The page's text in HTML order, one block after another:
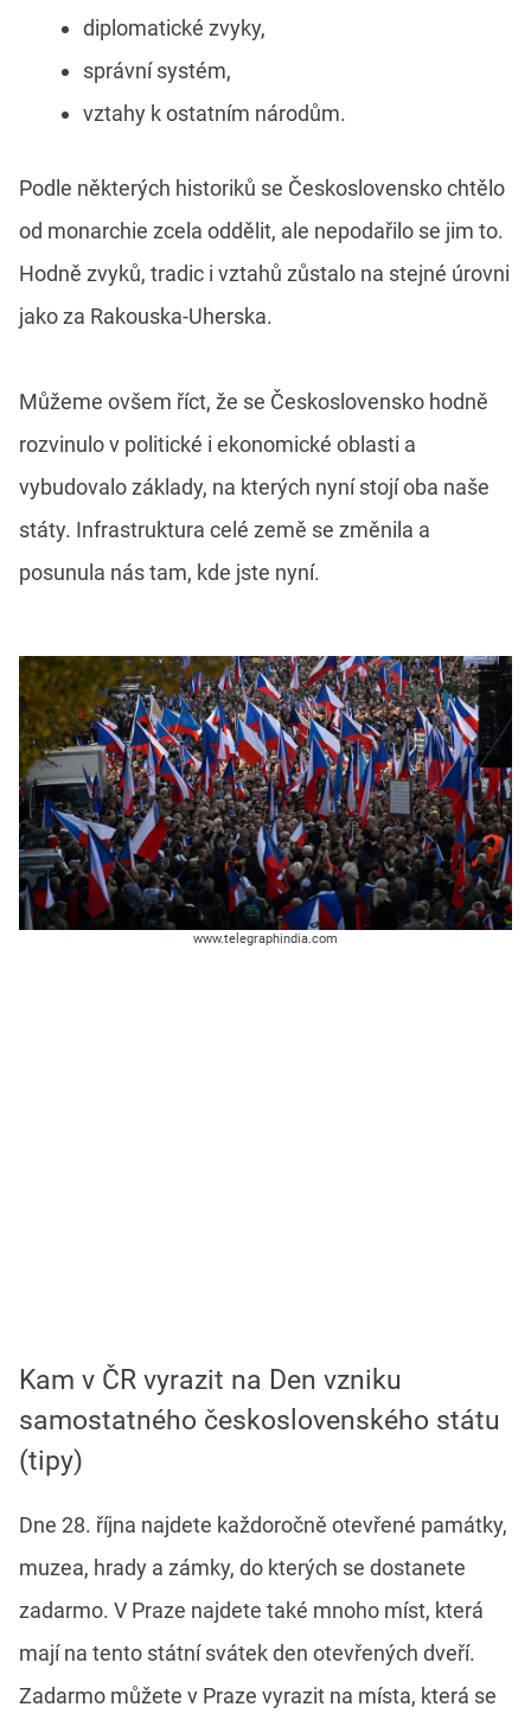
diplomatické zvyky,
správní systém,
vztahy k ostatním národům.
Podle některých historiků se Československo chtělo
od monarchie zcela oddělit, ale nepodařilo se jim to.
Hodně zvyků, tradic i vztahů zůstalo na stejné úrovni
jako za Rakouska-Uherska.
Můžeme ovšem říct, že se Československo hodně
rozvinulo v politické i ekonomické oblasti a
vybudovalo základy, na kterých nyní stojí oba naše
státy. Infrastruktura celé země se změnila a
posunula nás tam, kde jste nyní.
www.telegraphindia.com
Kam v ČR vyrazit na Den vzniku
samostatného československého státu
(tipy)
Dne 28. října najdete každoročně otevřené památky,
muzea, hrady a zámky, do kterých se dostanete
zadarmo. V Praze najdete také mnoho míst, která
mají na tento státní svátek den otevřených dveří.
Zadarmo můžete v Praze vyrazit na místa, která se